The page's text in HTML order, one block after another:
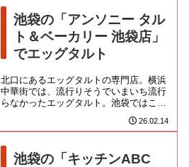
池袋の「アンソニー タル
ト＆ベーカリー 池袋店」
でエッグタルト
北口にあるエッグタルトの専門店。横浜
中華街では、流行りそうでいまいち流行
らなかったエッグタルト。池袋ではこう
いう専門店が立派に成り立ってるんだか
ら、やっぱすごいよなって思う... 26.02.14
池袋の「キッチンABC